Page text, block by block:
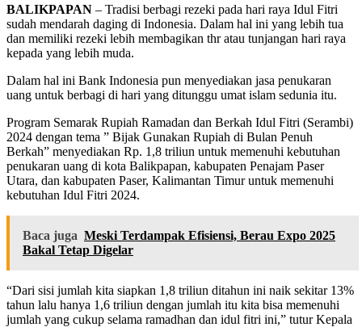
BALIKPAPAN – Tradisi berbagi rezeki pada hari raya Idul Fitri
sudah mendarah daging di Indonesia. Dalam hal ini yang lebih tua
dan memiliki rezeki lebih membagikan thr atau tunjangan hari raya
kepada yang lebih muda.
Dalam hal ini Bank Indonesia pun menyediakan jasa penukaran
uang untuk berbagi di hari yang ditunggu umat islam sedunia itu.
Program Semarak Rupiah Ramadan dan Berkah Idul Fitri (Serambi)
2024 dengan tema ” Bijak Gunakan Rupiah di Bulan Penuh
Berkah” menyediakan Rp. 1,8 triliun untuk memenuhi kebutuhan
penukaran uang di kota Balikpapan, kabupaten Penajam Paser
Utara, dan kabupaten Paser, Kalimantan Timur untuk memenuhi
kebutuhan Idul Fitri 2024.
Baca juga Meski Terdampak Efisiensi, Berau Expo 2025
Bakal Tetap Digelar
“Dari sisi jumlah kita siapkan 1,8 triliun ditahun ini naik sekitar 13%
tahun lalu hanya 1,6 triliun dengan jumlah itu kita bisa memenuhi
jumlah yang cukup selama ramadhan dan idul fitri ini,” tutur Kepala